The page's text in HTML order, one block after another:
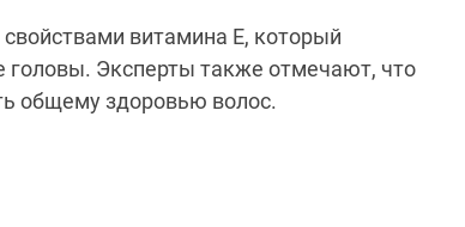
витамина Е, который
головы. Эксперты также отмечают, что
общему здоровью волос.